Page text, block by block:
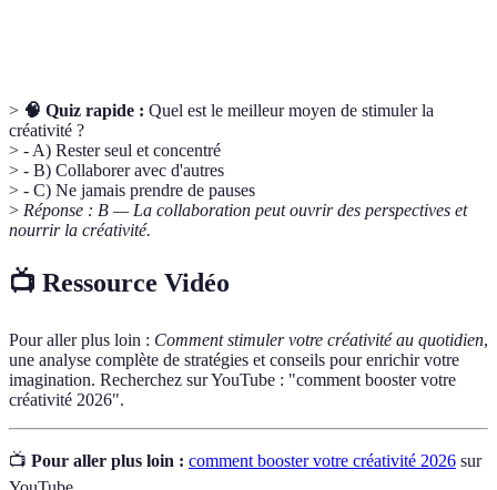
> 🧠 Quiz rapide : Quel est le meilleur moyen de stimuler la
créativité ?
> - A) Rester seul et concentré
> - B) Collaborer avec d'autres
> - C) Ne jamais prendre de pauses
> Réponse : B — La collaboration peut ouvrir des perspectives et
nourrir la créativité.
📺 Ressource Vidéo
Pour aller plus loin : Comment stimuler votre créativité au quotidien,
une analyse complète de stratégies et conseils pour enrichir votre
imagination. Recherchez sur YouTube : "comment booster votre
créativité 2026".
📺 Pour aller plus loin : comment booster votre créativité 2026 sur